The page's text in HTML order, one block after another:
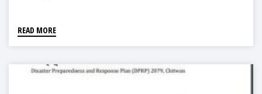
READ MORE